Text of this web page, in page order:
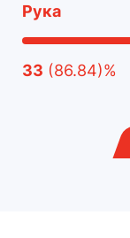
Рука
33 (86.84)%